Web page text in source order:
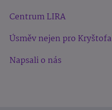
Centrum LIRA
Úsměv nejen pro Kryštofa
Napsali o nás